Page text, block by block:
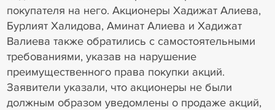
покупателя на него. Акционеры Хадижат Алиева,
Бурлият Халидова, Аминат Алиева и Хадижат
Валиева также обратились с самостоятельными
требованиями, указав на нарушение
преимущественного права покупки акций.
Заявители указали, что акционеры не были
должным образом уведомлены о продаже акций,